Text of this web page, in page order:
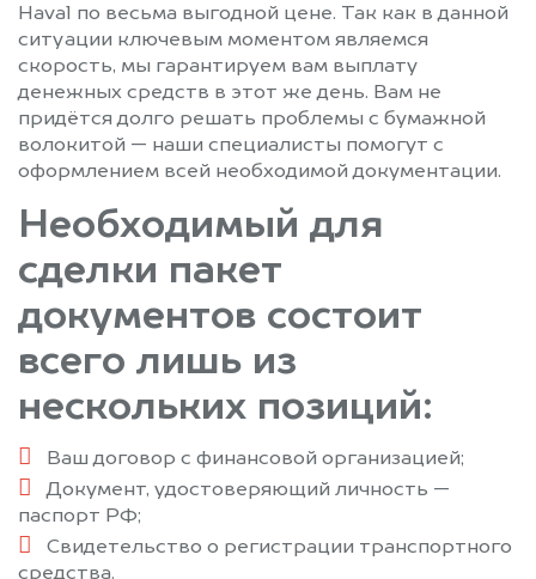
Haval по весьма выгодной цене. Так как в данной
ситуации ключевым моментом являемся
скорость, мы гарантируем вам выплату
денежных средств в этот же день. Вам не
придётся долго решать проблемы с бумажной
волокитой — наши специалисты помогут с
оформлением всей необходимой документации.
Необходимый для
сделки пакет
документов состоит
всего лишь из
нескольких позиций:
Ваш договор с финансовой организацией;
Документ, удостоверяющий личность —
паспорт РФ;
Свидетельство о регистрации транспортного
средства.